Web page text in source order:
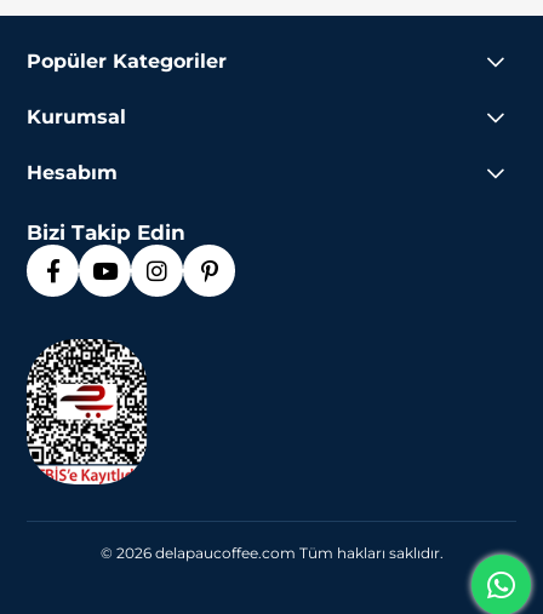
Popüler Kategoriler
Kurumsal
Hesabım
Bizi Takip Edin
© 2026 delapaucoffee.com Tüm hakları saklıdır.